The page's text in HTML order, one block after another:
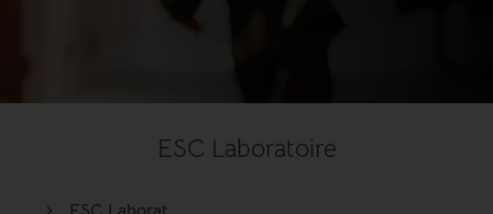
ESC Laboratoire